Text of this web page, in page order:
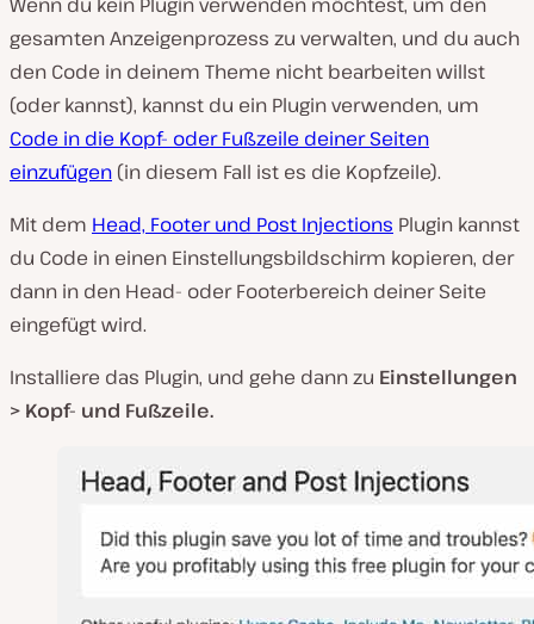
gesamten Anzeigenprozess zu verwalten, und du auch
den Code in deinem Theme nicht bearbeiten willst
(oder kannst), kannst du ein Plugin verwenden, um
Code in die Kopf- oder Fußzeile deiner Seiten
einzufügen (in diesem Fall ist es die Kopfzeile).
Mit dem Head, Footer und Post Injections Plugin kannst
du Code in einen Einstellungsbildschirm kopieren, der
dann in den Head- oder Footerbereich deiner Seite
eingefügt wird.
Installiere das Plugin, und gehe dann zu Einstellungen
> Kopf- und Fußzeile.